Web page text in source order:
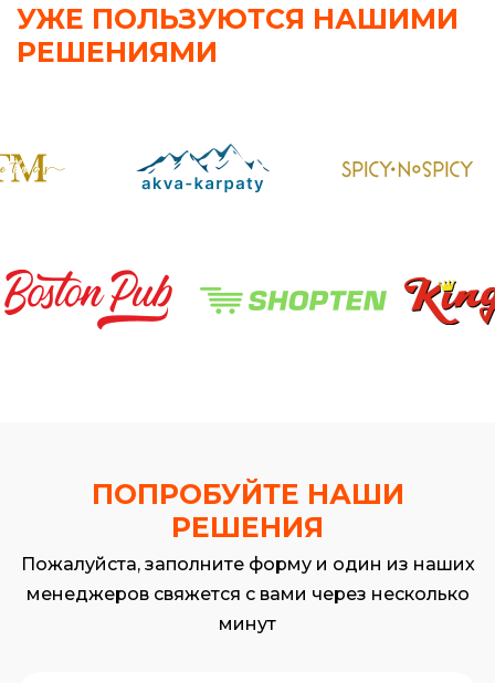
УЖЕ ПОЛЬЗУЮТСЯ НАШИМИ
РЕШЕНИЯМИ
ПОПРОБУЙТЕ НАШИ
РЕШЕНИЯ
Пожалуйста, заполните форму и один из наших
менеджеров свяжется с вами через несколько
минут